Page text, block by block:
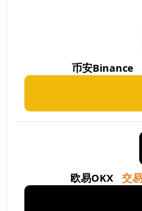
币安Binance
欧易OKX 交